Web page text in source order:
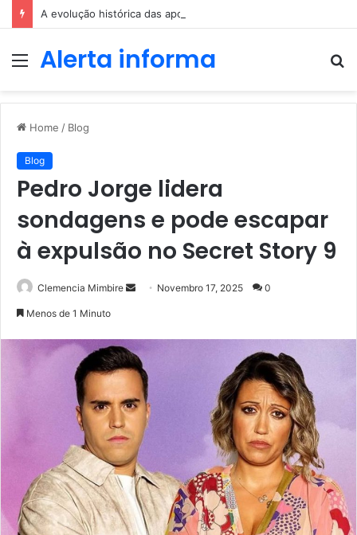
A evolução histórica das apostas ao longo dos séculos
MenuAlerta informa
Home / Blog
Blog
Pedro Jorge lidera
sondagens e pode escapar
à expulsão no Secret Story 9
Clemencia Mimbire
Send Novembro 17, 2025 0
Menos de 1 Minuto